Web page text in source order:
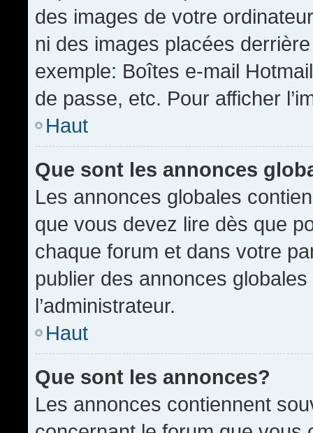
des images de votre
ni des images placées
exemple: Boîtes e-mail
de passe, etc. Pour afficher
Haut
Que sont les annonces
Les annonces globales
que vous devez lire dès que
chaque forum et dans votre
publier des annonces
l’administrateur.
Haut
Que sont les annonces?
Les annonces contiennent